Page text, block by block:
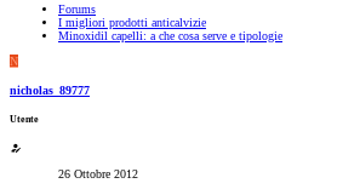
Forums
I migliori prodotti anticalvizie
Minoxidil capelli: a che cosa serve e tipologie
N
nicholas_89777
Utente
26 Ottobre 2012